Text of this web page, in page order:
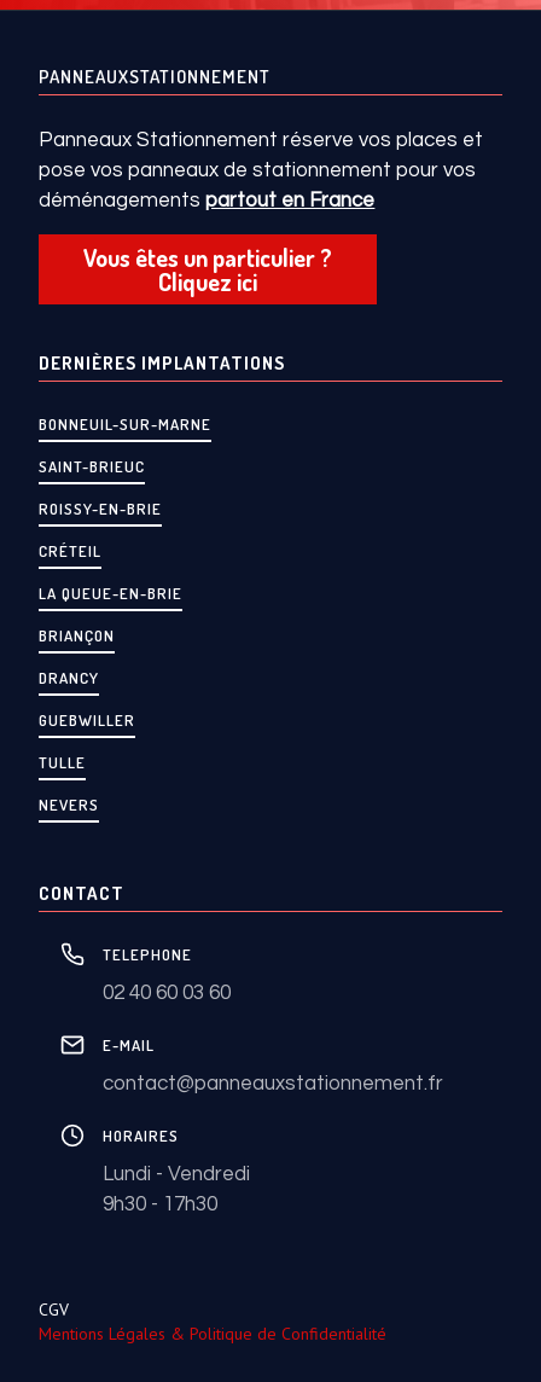
PANNEAUXSTATIONNEMENT
Panneaux Stationnement réserve vos places et
pose vos panneaux de stationnement pour vos
déménagementspartout en France
Vous êtes un particulier ?
Cliquez ici
DERNIÈRES IMPLANTATIONS
BONNEUIL-SUR-MARNE
SAINT-BRIEUC
ROISSY-EN-BRIE
CRÉTEIL
LA QUEUE-EN-BRIE
BRIANÇON
DRANCY
GUEBWILLER
TULLE
NEVERS
CONTACT
TELEPHONE
02 40 60 03 60
E-MAIL
contact@panneauxstationnement.fr
HORAIRES
Lundi - Vendredi
9h30 - 17h30
CGV
Mentions Légales & Politique de Confidentialité